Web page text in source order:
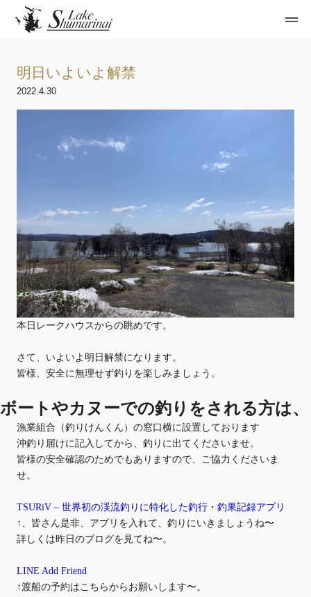
明日いよいよ解禁
2022.4.30
本日レークハウスからの眺めです。
さて、いよいよ明日解禁になります。
皆様、安全に無理せず釣りを楽しみましょう。
ボートやカヌーでの釣りをされる方は、
漁業組合（釣りけんくん）の窓口横に設置しております
沖釣り届けに記入してから、釣りに出てくださいませ。
皆様の安全確認のためでもありますので、ご協力くださいま
せ。
TSURiV – 世界初の渓流釣りに特化した釣行・釣果記録アプリ
↑、皆さん是非、アプリを入れて、釣りにいきましょうね〜
詳しくは昨日のブログを見てね〜。
LINE Add Friend
↑渡船の予約はこちらからお願いします〜。